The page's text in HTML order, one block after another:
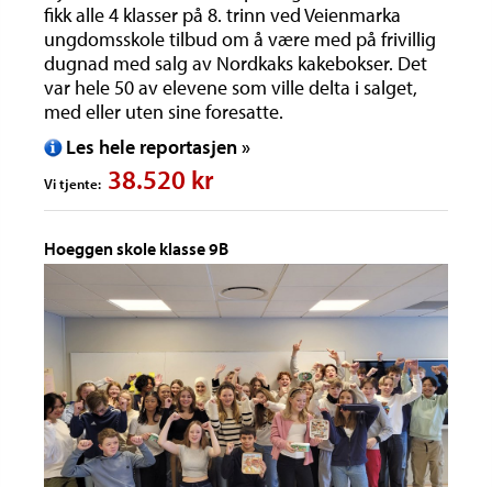
fikk alle 4 klasser på 8. trinn ved Veienmarka
ungdomsskole tilbud om å være med på frivillig
dugnad med salg av Nordkaks kakebokser. Det
var hele 50 av elevene som ville delta i salget,
med eller uten sine foresatte.
Les hele reportasjen »
Vi tjente: 38.520 kr
Hoeggen skole klasse 9B